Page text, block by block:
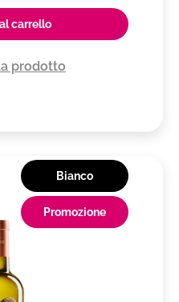
carrello
prodotto
Bianco
Promozione